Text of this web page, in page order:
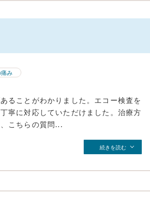
痛み
ることがわかりました。エコー検査を
寧に対応していただけました。治療方
こちらの質問...
続きを読む